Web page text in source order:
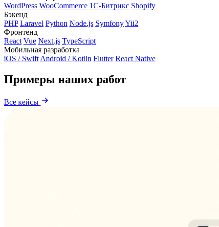
WordPress WooCommerce 1С-Битрикс Shopify
Бэкенд
PHP Laravel Python Node.js SymfonyYii2
Фронтенд
React Vue Next.js TypeScript
Мобильная разработка
iOS / Swift Android / Kotlin Flutter React Native
Примеры наших работ
Все кейсы